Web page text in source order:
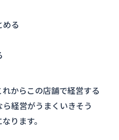
める
れからこの店舗で経営する
経営がうまくいきそう
ります。